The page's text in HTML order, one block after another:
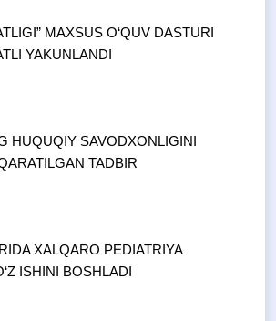
MAXSUS O‘QUV DASTURI
YAKUNLANDI
HUQUQIY SAVODXONLIGINI
TADBIR
XALQARO PEDIATRIYA
ISHINI BOSHLADI